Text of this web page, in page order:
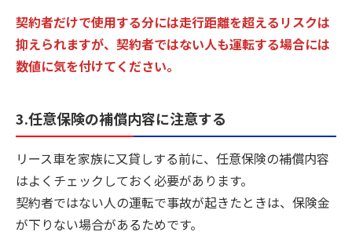
契約者だけで使用する分には走行距離を超えるリスクは
抑えられますが、契約者ではない人も運転する場合には
数値に気を付けてください。
3.任意保険の補償内容に注意する
リース車を家族に又貸しする前に、任意保険の補償内容
はよくチェックしておく必要があります。
契約者ではない人の運転で事故が起きたときは、保険金
が下りない場合があるためです。